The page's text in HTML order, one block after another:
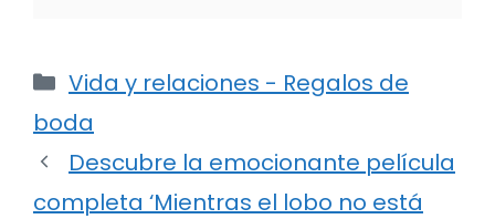
Categorías
Vida y relaciones - Regalos de
boda
Descubre la emocionante película
completa ‘Mientras el lobo no está